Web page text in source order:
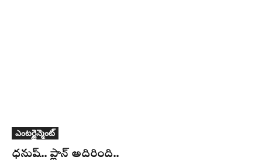
ఎంటర్టైన్మెంట్
ధనుష్‌.. ప్లాన్ అదిరింది..